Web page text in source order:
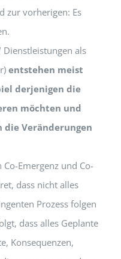
zur vorherigen: Es
als
entstehen meist
derjenigen die
möchten und
die Veränderungen
Emergenz und Co-
dass nicht alles
Prozess folgen
dass alles Geplante
Konsequenzen,